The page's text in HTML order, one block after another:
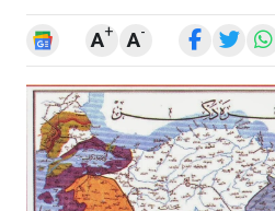
A+ A-